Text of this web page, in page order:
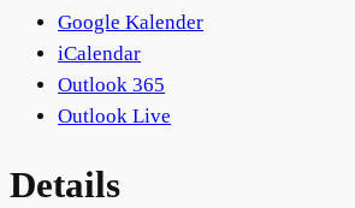
Google Kalender
iCalendar
Outlook 365
Outlook Live
Details